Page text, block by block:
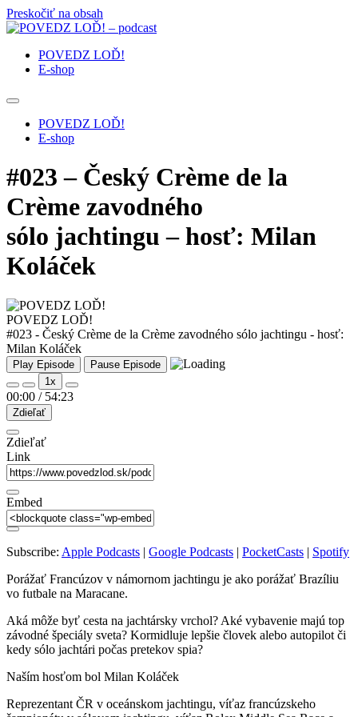
Preskočiť na obsah
POVEDZ LOĎ!
E-shop
POVEDZ LOĎ!
E-shop
#023 – Český Crème de la
Crème zavodného
sólo jachtingu – hosť: Milan
Koláček
POVEDZ LOĎ!
#023 - Český Crème de la Crème zavodného sólo jachtingu - hosť:
Milan Koláček
Play Episode
Pause Episode
1x
00:00 / 54:23
Zdieľať
Zdieľať
Link
Embed
Subscribe: Apple Podcasts | Google Podcasts | PocketCasts | Spotify
Porážať Francúzov v námornom jachtingu je ako porážať Brazíliu
vo futbale na Maracane.
Aká môže byť cesta na jachtársky vrchol? Aké vybavenie majú top
závodné špeciály sveta? Kormidluje lepšie človek alebo autopilot či
kedy sólo jachtári počas pretekov spia?
Naším hosťom bol Milan Koláček
Reprezentant ČR v oceánskom jachtingu, víťaz francúzskeho